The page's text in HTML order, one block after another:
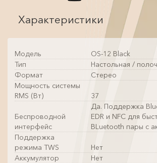
Характеристики
Модель
OS-12 Black
Тип
Настольная /
Формат
Стерео
Мощность системы
RMS (Вт)
37
Беспроводной
интерфейс
Да. Поддержка
EDR и NFC для
BLuetooth пары с
Поддержка
режима TWS
Нет
Аккумулятор
Нет